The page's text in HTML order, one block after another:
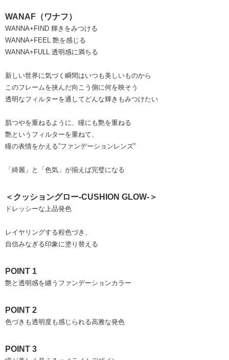
WANAF（ワナフ）
WANNA+FIND 輝きをみつける
WANNA+FEEL 艶を感じる
WANNA+FULL 透明感に満ちる
新しい世界に気づく瞬間はいつも美しいものから
このフレームを挟んだ向こう側に何を映そう
透明なフィルターを通してどんな輝きもみつけたい
肌つやを重ねるように、瞳にも艶を重ねる
艶というフィルターを重ねて、
瞳の表情をかえる”ファンデーションレンズ”
「綺麗」と「色気」が揃えば完璧になる
＜クッショングロー-CUSHION GLOW-＞
ドレッシーな上品発色
レイヤリングする程色づき、
自信みなぎる印象に塗り替える
POINT 1
艶と透明感を纏うファンデーションカラー
POINT 2
色づきも透明度も感じられる高雅な発色
POINT 3